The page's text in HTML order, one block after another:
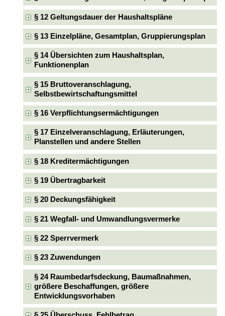
§ 12 Geltungsdauer der Haushaltspläne
§ 13 Einzelpläne, Gesamtplan, Gruppierungsplan
§ 14 Übersichten zum Haushaltsplan,
Funktionenplan
§ 15 Bruttoveranschlagung,
Selbstbewirtschaftungsmittel
§ 16 Verpflichtungsermächtigungen
§ 17 Einzelveranschlagung, Erläuterungen,
Planstellen und andere Stellen
§ 18 Kreditermächtigungen
§ 19 Übertragbarkeit
§ 20 Deckungsfähigkeit
§ 21 Wegfall- und Umwandlungsvermerke
§ 22 Sperrvermerk
§ 23 Zuwendungen
§ 24 Raumbedarfsdeckung, Baumaßnahmen,
größere Beschaffungen, größere
Entwicklungsvorhaben